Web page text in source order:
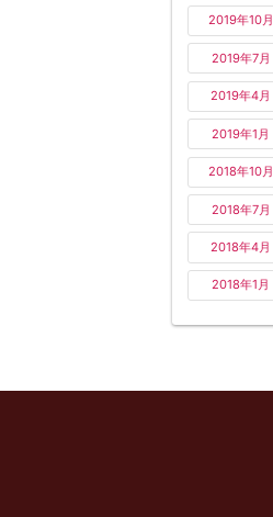
2019年10月
2019年7月
2019年4月
2019年1月
2018年10月
2018年7月
2018年4月
2018年1月